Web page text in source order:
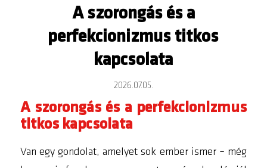
A szorongás és a
perfekcionizmus titkos
kapcsolata
2026.07.05.
A szorongás és a perfekcionizmus
titkos kapcsolata
Van egy gondolat, amelyet sok ember ismer – még